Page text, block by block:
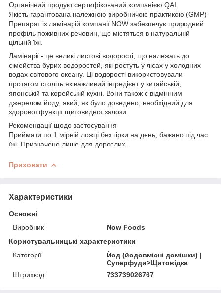
Органічний продукт сертифікований компанією QAI
Якість гарантована належною виробничою практикою (GMP)
Препарат із ламінарій компанії NOW забезпечує природний
профіль поживних речовин, що містяться в натуральній
цільній їжі.
Ламінарії - це великі листові водорості, що належать до
сімейства бурих водоростей, які ростуть у лісах у холодних
водах світового океану. Ці водорості використовували
протягом століть як важливий інгредієнт у китайській,
японській та корейській кухні. Вони також є відмінним
джерелом йоду, який, як було доведено, необхідний для
здорової функції щитовидної залози.
Рекомендації щодо застосування
Приймати по 1 мірній ложці без гірки на день, бажано під час
їжі. Призначено лише для дорослих.
Приховати
Характеристики
Основні
Виробник
Now Foods
Користувальницькі характеристики
Категорії
Йод (йодовмісні домішки) |
Суперфуди>Щитовідка
Штрихкод
733739026767